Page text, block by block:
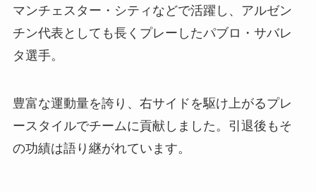
マンチェスター・シティなどで活躍し、アルゼン
チン代表としても長くプレーしたパブロ・サバレ
タ選手。
豊富な運動量を誇り、右サイドを駆け上がるプレ
ースタイルでチームに貢献しました。引退後もそ
の功績は語り継がれています。